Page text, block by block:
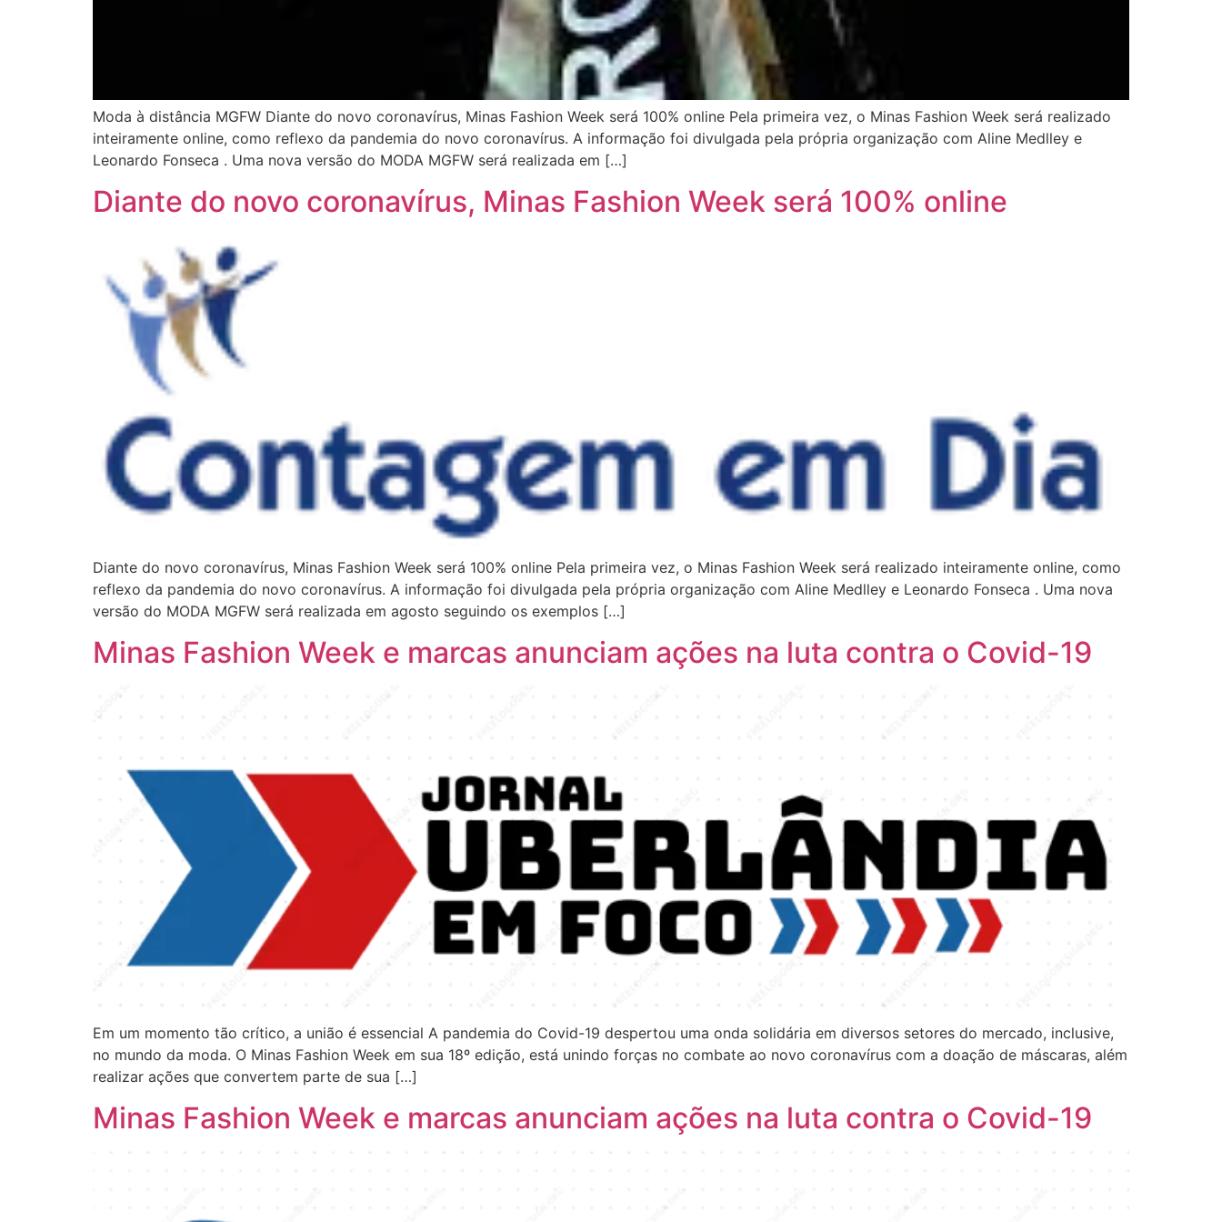
Moda à distância MGFW Diante do novo coronavírus, Minas Fashion Week será 100% online Pela primeira vez, o Minas Fashion Week será realizado
inteiramente online, como reflexo da pandemia do novo coronavírus. A informação foi divulgada pela própria organização com Aline Medlley e
Leonardo Fonseca . Uma nova versão do MODA MGFW será realizada em […]
Diante do novo coronavírus, Minas Fashion Week será 100% online
Diante do novo coronavírus, Minas Fashion Week será 100% online Pela primeira vez, o Minas Fashion Week será realizado inteiramente online, como
reflexo da pandemia do novo coronavírus. A informação foi divulgada pela própria organização com Aline Medlley e Leonardo Fonseca . Uma nova
versão do MODA MGFW será realizada em agosto seguindo os exemplos […]
Minas Fashion Week e marcas anunciam ações na luta contra o Covid-19
Em um momento tão crítico, a união é essencial A pandemia do Covid-19 despertou uma onda solidária em diversos setores do mercado, inclusive,
no mundo da moda. O Minas Fashion Week em sua 18º edição, está unindo forças no combate ao novo coronavírus com a doação de máscaras, além
realizar ações que convertem parte de sua […]
Minas Fashion Week e marcas anunciam ações na luta contra o Covid-19